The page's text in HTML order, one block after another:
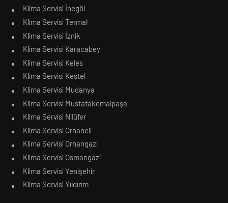
Klima Servisi İnegöl
Klima Servisi Termal
Klima Servisi İznik
Klima Servisi Karacabey
Klima Servisi Keles
Klima Servisi Kestel
Klima Servisi Mudanya
Klima Servisi Mustafakemalpaşa
Klima Servisi Nilüfer
Klima Servisi Orhaneli
Klima Servisi Orhangazi
Klima Servisi Osmangazi
Klima Servisi Yenişehir
Klima Servisi Yıldırım